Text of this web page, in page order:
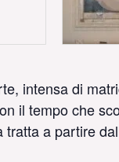
intensa di
il tempo che
tratta a partire